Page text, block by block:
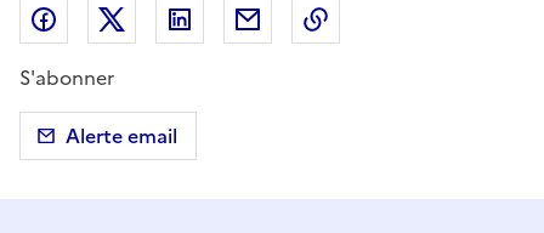
Partager sur Facebook
Partager sur X (anciennement Twitter)
Partager sur LinkedIn
Partager par email
S'abonner
Alerte email